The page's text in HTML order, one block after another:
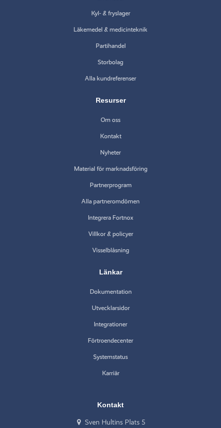
Kyl- & fryslager
Läkemedel & medicinteknik
Partihandel
Storbolag
Alla kundreferenser
Resurser
Om oss
Kontakt
Nyheter
Material för marknadsföring
Partnerprogram
Alla partneromdömen
Integrera Fortnox
Villkor & policyer
Visselblåsning
Länkar
Dokumentation
Utvecklarsidor
Integrationer
Förtroendecenter
Systemstatus
Karriär
Kontakt
Sven Hultins Plats 5